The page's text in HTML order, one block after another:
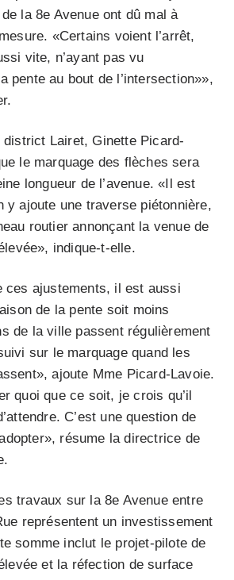
la 8e Avenue ont dû mal à
«Certains voient l’arrêt,
vite, n’ayant pas vu
pente au bout de l’intersection»»,
district Lairet, Ginette Picard-
le marquage des flèches sera
longueur de l’avenue. «Il est
y ajoute une traverse piétonnière,
routier annonçant la venue de
indique-t-elle.
ces ajustements, il est aussi
de la pente soit moins
de la ville passent régulièrement
sur le marquage quand les
ajoute Mme Picard-Lavoie.
quoi que ce soit, je crois qu’il
C’est une question de
résume la directrice de
travaux sur la 8e Avenue entre
représentent un investissement
somme inclut le projet-pilote de
et la réfection de surface